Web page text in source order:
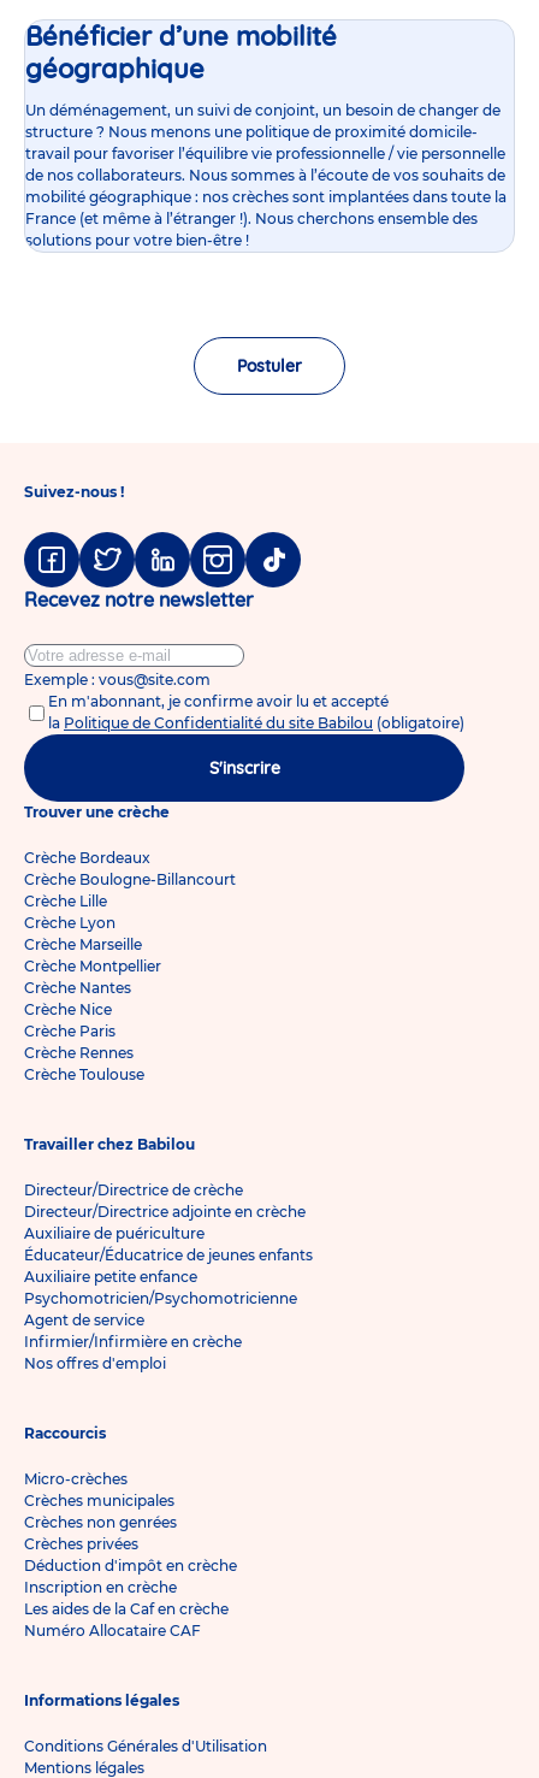
Bénéficier d’une mobilité
géographique
Un déménagement, un suivi de conjoint, un besoin de changer de
structure ? Nous menons une politique de proximité domicile-
travail pour favoriser l’équilibre vie professionnelle / vie personnelle
de nos collaborateurs. Nous sommes à l’écoute de vos souhaits de
mobilité géographique : nos crèches sont implantées dans toute la
France (et même à l’étranger !). Nous cherchons ensemble des
solutions pour votre bien-être !
Postuler
Suivez-nous !
Facebook
TwitterLinkedinInstagram
Tiktok
Recevez notre newsletter
Exemple : vous@site.com
En m'abonnant, je confirme avoir lu et accepté
la Politique de Confidentialité du site Babilou (obligatoire)
S'inscrire
Trouver une crèche
Crèche Bordeaux
Crèche Boulogne-Billancourt
Crèche Lille
Crèche Lyon
Crèche Marseille
Crèche Montpellier
Crèche Nantes
Crèche Nice
Crèche Paris
Crèche Rennes
Crèche Toulouse
Travailler chez Babilou
Directeur/Directrice de crèche
Directeur/Directrice adjointe en crèche
Auxiliaire de puériculture
Éducateur/Éducatrice de jeunes enfants
Auxiliaire petite enfance
Psychomotricien/Psychomotricienne
Agent de service
Infirmier/Infirmière en crèche
Nos offres d'emploi
Raccourcis
Micro-crèches
Crèches municipales
Crèches non genrées
Crèches privées
Déduction d'impôt en crèche
Inscription en crèche
Les aides de la Caf en crèche
Numéro Allocataire CAF
Informations légales
Conditions Générales d'Utilisation
Mentions légales